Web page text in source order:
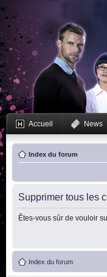
Accueil News
Index du forum
Supprimer tous les
Êtes-vous sûr de vouloir
Index du forum